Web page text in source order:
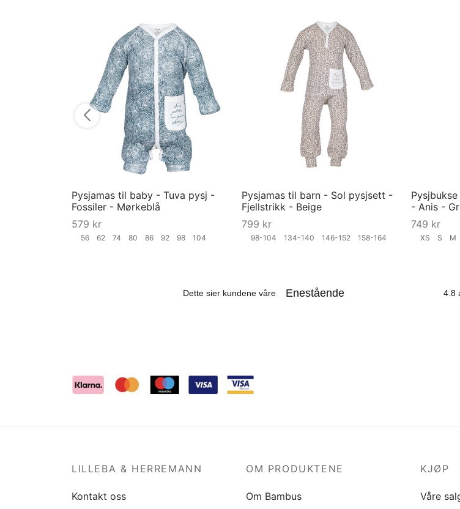
Pysjamas til baby - Tuva pysj -
Fossiler - Mørkeblå
579 kr
56 62 74 80 86 92 98 104
Pysjamas til barn - Sol pysjsett -
Fjellstrikk - Beige
799 kr
98-104 134-140 146-152 158-164
- Anis -
749 kr
XS S M
LILLEBA & HERREMANN
Kontakt oss
OM PRODUKTENE
Om Bambus
KJØP
Våre